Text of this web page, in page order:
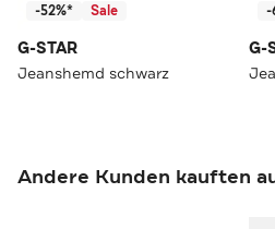
-52%* Sale
G-STAR
Jeanshemd schwarz
-
G-
Andere Kunden kauften